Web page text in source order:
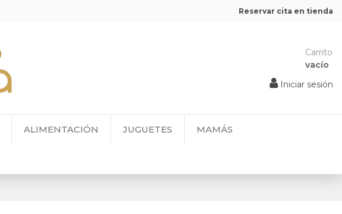
Reservar cita en tienda
Carrito
vacío
Iniciar sesión
ALIMENTACIÓN JUGUETES MAMÁS